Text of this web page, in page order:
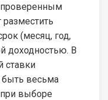
проверенным
(месяц, год,
доходностью. В
ставки
весьма
выборе